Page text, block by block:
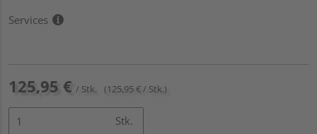
Services
125,95 € / Stk. (125,95 € / Stk.)
Stk.